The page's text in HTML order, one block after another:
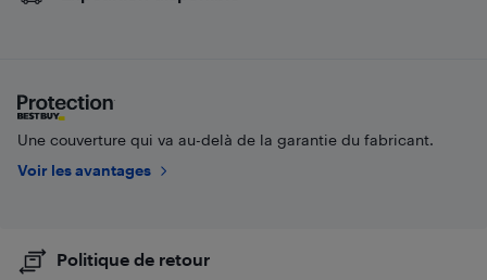
Une couverture qui va au-delà de la garantie du fabricant.
Voir les avantages
Politique de retour